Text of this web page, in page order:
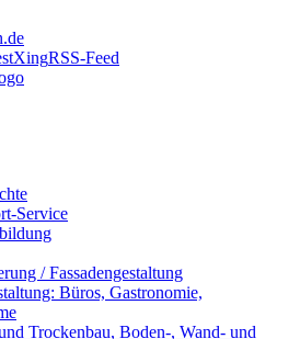
XingRSS-Feed
Service
/ Fassadengestaltung
Büros, Gastronomie,
Trockenbau, Boden-, Wand- und